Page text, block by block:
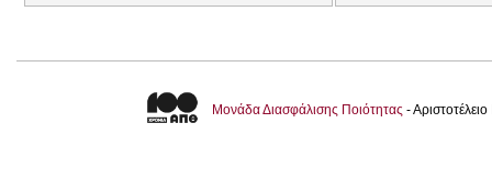
Μονάδα Διασφάλισης Ποιότητας -